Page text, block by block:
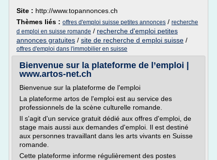
Site : http://www.topannonces.ch
Thèmes liés : offres d'emploi suisse petites annonces / recherche
d emploi en suisse romande / recherche d'emploi petites
annonces gratuites / site de recherche d emploi suisse /
offres d'emploi dans l'immobilier en suisse
Bienvenue sur la plateforme de l’emploi |
www.artos-net.ch
Bienvenue sur la plateforme de l'emploi
La plateforme artos de l'emploi est au service des
professionnels de la scène culturelle romande.
Il s'agit d'un service gratuit dédié aux offres d'emploi, de
stage mais aussi aux demandes d'emploi. Il est destiné
aux personnes travaillant dans les arts vivants en Suisse
romande.
Cette plateforme informe régulièrement des postes